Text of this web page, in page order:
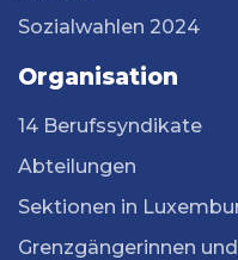
Sozialwahlen 2024
Organisation
14 Berufssyndikate
Abteilungen
Sektionen in
Grenzgängerinnen